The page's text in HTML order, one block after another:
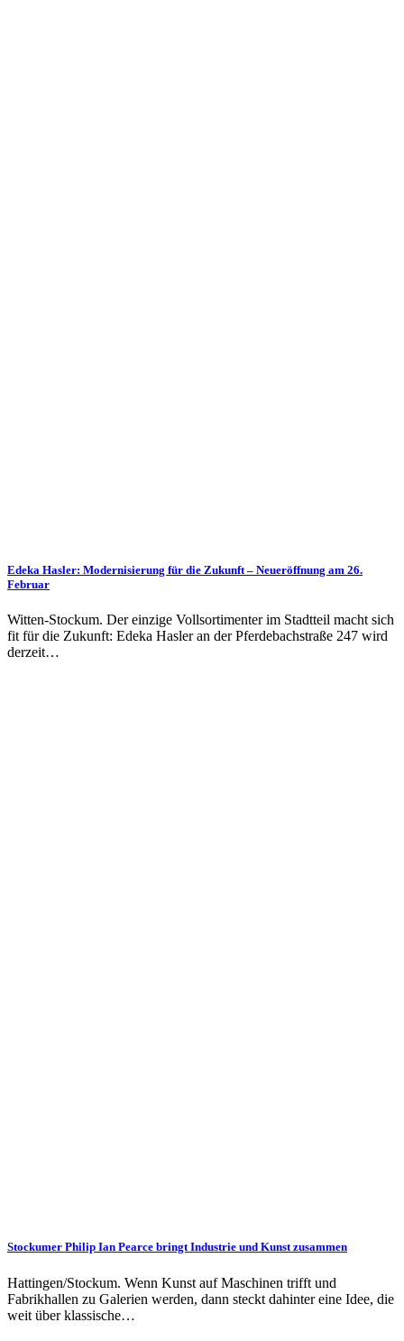
Edeka Hasler: Modernisierung für die Zukunft – Neueröffnung am 26.
Februar
Witten-Stockum. Der einzige Vollsortimenter im Stadtteil macht sich
fit für die Zukunft: Edeka Hasler an der Pferdebachstraße 247 wird
derzeit…
Stockumer Philip Ian Pearce bringt Industrie und Kunst zusammen
Hattingen/Stockum. Wenn Kunst auf Maschinen trifft und
Fabrikhallen zu Galerien werden, dann steckt dahinter eine Idee, die
weit über klassische…